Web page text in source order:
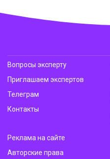
Вопросы эксперту
Приглашаем экспертов
Телеграм
Контакты
Реклама на сайте
Авторские права